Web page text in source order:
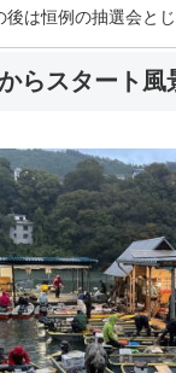
後は恒例の抽選会と
らスタート風